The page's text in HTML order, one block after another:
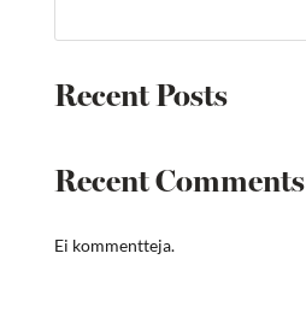
Recent Posts
Recent Comments
Ei kommentteja.